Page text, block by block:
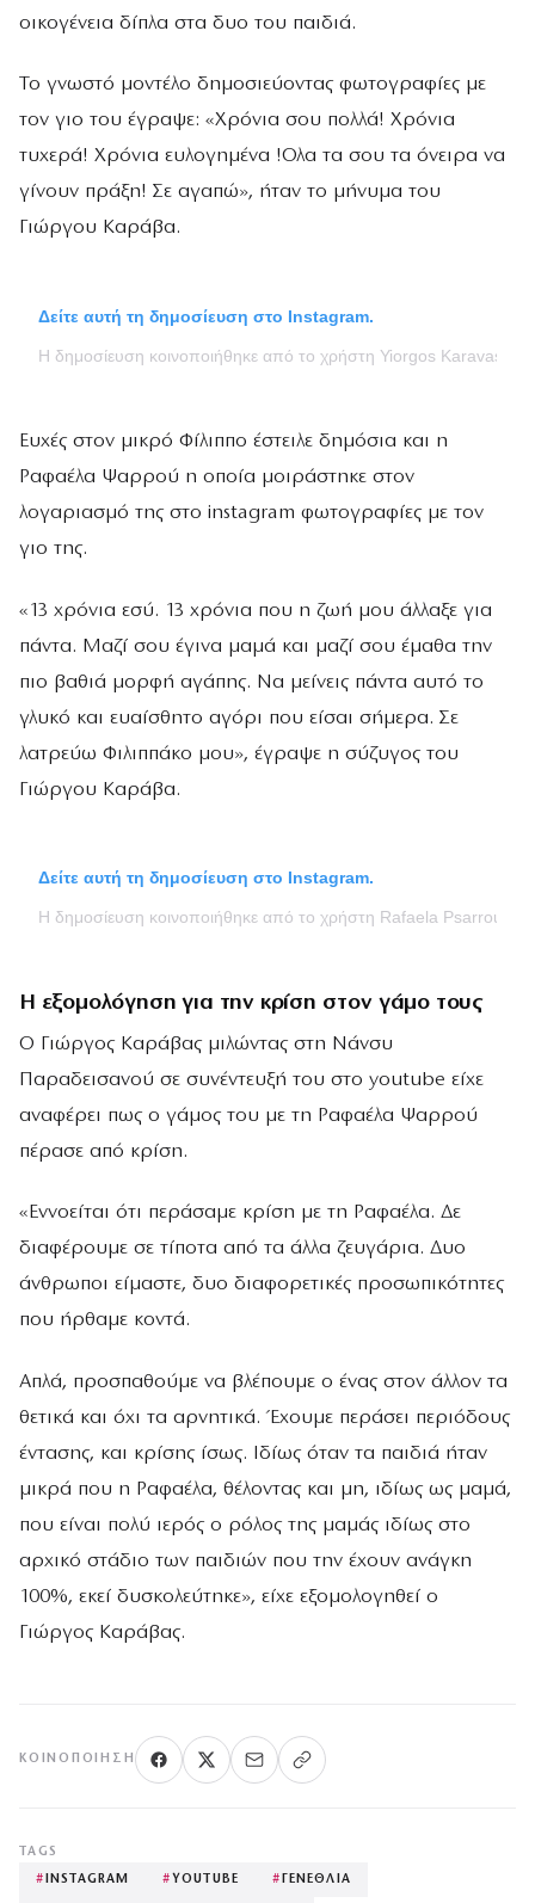
οικογένεια δίπλα στα δυο του παιδιά.
Το γνωστό μοντέλο δημοσιεύοντας φωτογραφίες με
τον γιο του έγραψε: «Χρόνια σου πολλά! Χρόνια
τυχερά! Χρόνια ευλογημένα !Ολα τα σου τα όνειρα να
γίνουν πράξη! Σε αγαπώ», ήταν το μήνυμα του
Γιώργου Καράβα.
Δείτε αυτή τη δημοσίευση στο Instagram.
Η δημοσίευση κοινοποιήθηκε από το χρήστη Yiorgos Karavas
Ευχές στον μικρό Φίλιππο έστειλε δημόσια και η
Ραφαέλα Ψαρρού η οποία μοιράστηκε στον
λογαριασμό της στο instagram φωτογραφίες με τον
γιο της.
«13 χρόνια εσύ. 13 χρόνια που η ζωή μου άλλαξε για
πάντα. Μαζί σου έγινα μαμά και μαζί σου έμαθα την
πιο βαθιά μορφή αγάπης. Να μείνεις πάντα αυτό το
γλυκό και ευαίσθητο αγόρι που είσαι σήμερα. Σε
λατρεύω Φιλιππάκο μου», έγραψε η σύζυγος του
Γιώργου Καράβα.
Δείτε αυτή τη δημοσίευση στο Instagram.
Η δημοσίευση κοινοποιήθηκε από το χρήστη Rafaela Psarrou-
Η εξομολόγηση για την κρίση στον γάμο τους
Ο Γιώργος Καράβας μιλώντας στη Νάνσυ
Παραδεισανού σε συνέντευξή του στο youtube είχε
αναφέρει πως ο γάμος του με τη Ραφαέλα Ψαρρού
πέρασε από κρίση.
«Εννοείται ότι περάσαμε κρίση με τη Ραφαέλα. Δε
διαφέρουμε σε τίποτα από τα άλλα ζευγάρια. Δυο
άνθρωποι είμαστε, δυο διαφορετικές προσωπικότητες
που ήρθαμε κοντά.
Απλά, προσπαθούμε να βλέπουμε ο ένας στον άλλον τα
θετικά και όχι τα αρνητικά. Έχουμε περάσει περιόδους
έντασης, και κρίσης ίσως. Ιδίως όταν τα παιδιά ήταν
μικρά που η Ραφαέλα, θέλοντας και μη, ιδίως ως μαμά,
που είναι πολύ ιερός ο ρόλος της μαμάς ιδίως στο
αρχικό στάδιο των παιδιών που την έχουν ανάγκη
100%, εκεί δυσκολεύτηκε», είχε εξομολογηθεί ο
Γιώργος Καράβας.
ΚΟΙΝΟΠΟΊΗΣΗ
TAGS
# INSTAGRAM # YOUTUBE # ΓΕΝΕΘΛΙΑ